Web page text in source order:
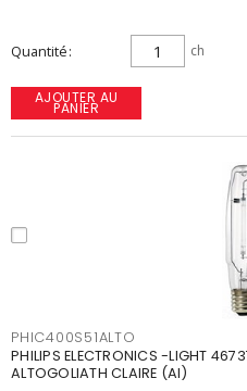
Quantité ch
AJOUTER AU
PANIER
PHIC400S51ALTO
PHILIPS ELECTRONICS -LIGHT
ALTOGOLIATH CLAIRE (AI)